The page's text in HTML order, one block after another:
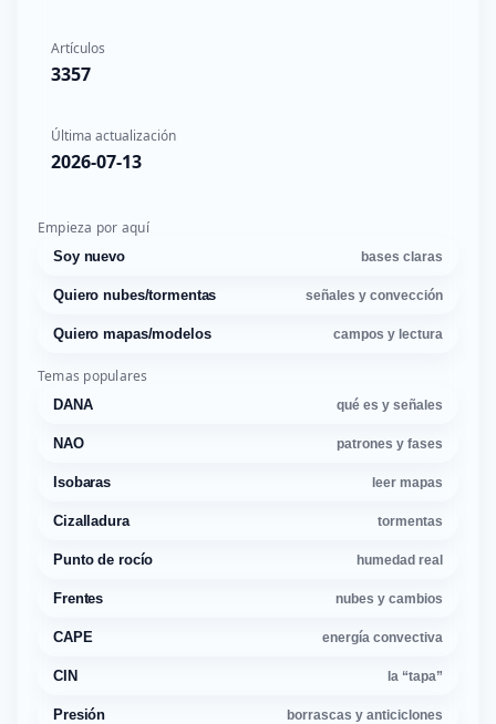
Artículos
3357
Última actualización
2026-07-13
Empieza por aquí
Soy nuevo bases claras
Quiero nubes/tormentas señales y convección
Quiero mapas/modelos campos y lectura
Temas populares
DANA qué es y señales
NAO patrones y fases
Isobaras leer mapas
Cizalladura tormentas
Punto de rocío humedad real
Frentes nubes y cambios
CAPE energía convectiva
CIN la “tapa”
Presión borrascas y anticiclones